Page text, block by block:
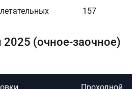
157
(очное-заочное)